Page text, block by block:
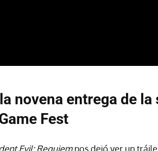
novena entrega de la
Fest
Evil: Requiemnos dejó ver un